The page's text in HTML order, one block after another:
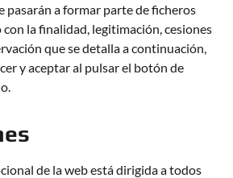
pasarán a formar parte de ficheros
la finalidad, legitimación, cesiones
que se detalla a continuación,
y aceptar al pulsar el botón de
de la web está dirigida a todos